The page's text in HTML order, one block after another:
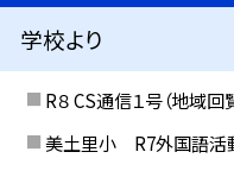
学校より
R８ CS通信１号（地域回
美土里小 R7外国語活